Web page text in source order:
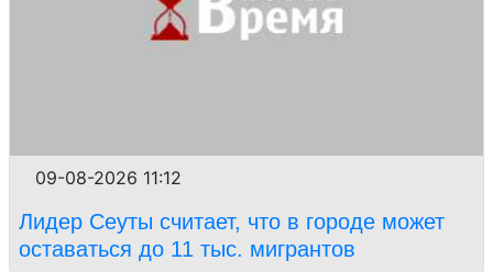
09-08-2026 11:12
Лидер Сеуты считает, что в городе может
оставаться до 11 тыс. мигрантов